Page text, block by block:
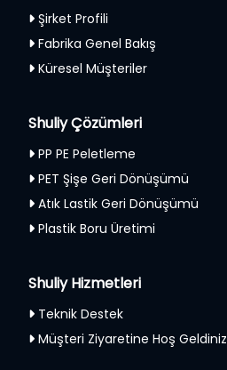
Şirket Profili
Fabrika Genel Bakış
Küresel Müşteriler
Shuliy Çözümleri
PP PE Peletleme
PET Şişe Geri Dönüşümü
Atık Lastik Geri Dönüşümü
Plastik Boru Üretimi
Shuliy Hizmetleri
Teknik Destek
Müşteri Ziyaretine Hoş Geldiniz